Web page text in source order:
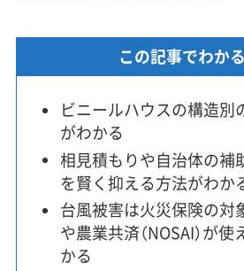
この記事でわか
ビニールハウスの構造別
がわかる
相見積もりや自治体の補
を賢く抑える方法がわか
台風被害は火災保険の対
や農業共済（NOSAI）が
かる